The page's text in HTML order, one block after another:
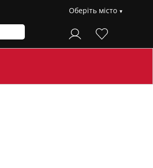
Оберіть місто